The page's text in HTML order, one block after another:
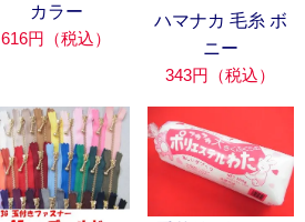
カラー
616円（税込）
ハマナカ 毛糸 ボ
ニー
343円（税込）